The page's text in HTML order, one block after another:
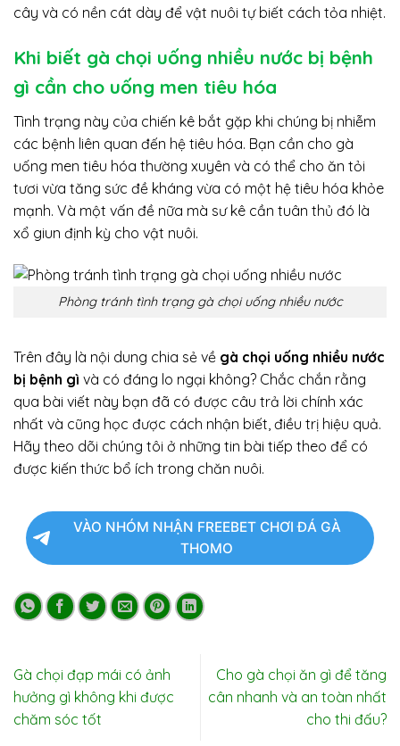
cây và có nền cát dày để vật nuôi tự biết cách tỏa nhiệt.
Khi biết gà chọi uống nhiều nước bị bệnh
gì cần cho uống men tiêu hóa
Tình trạng này của chiến kê bắt gặp khi chúng bị nhiễm
các bệnh liên quan đến hệ tiêu hóa. Bạn cần cho gà
uống men tiêu hóa thường xuyên và có thể cho ăn tỏi
tươi vừa tăng sức đề kháng vừa có một hệ tiêu hóa khỏe
mạnh. Và một vấn đề nữa mà sư kê cần tuân thủ đó là
xổ giun định kỳ cho vật nuôi.
Phòng tránh tình trạng gà chọi uống nhiều nước
Trên đây là nội dung chia sẻ về gà chọi uống nhiều nước
bị bệnh gì và có đáng lo ngại không? Chắc chắn rằng
qua bài viết này bạn đã có được câu trả lời chính xác
nhất và cũng học được cách nhận biết, điều trị hiệu quả.
Hãy theo dõi chúng tôi ở những tin bài tiếp theo để có
được kiến thức bổ ích trong chăn nuôi.
VÀO NHÓM NHẬN FREEBET CHƠI ĐÁ GÀ
THOMO
Gà chọi đạp mái có ảnh
hưởng gì không khi được
chăm sóc tốt
Cho gà chọi ăn gì để tăng
cân nhanh và an toàn nhất
cho thi đấu?